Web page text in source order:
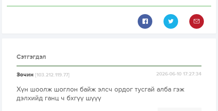
Сэтгэгдэл
Зочин[103.212.119.77] 2026-06-10 17:27:34
Хүн шоолж шоглон байж элсч ордог тусгай алба гэж
дэлхийд ганц ч бхгүү шүүү